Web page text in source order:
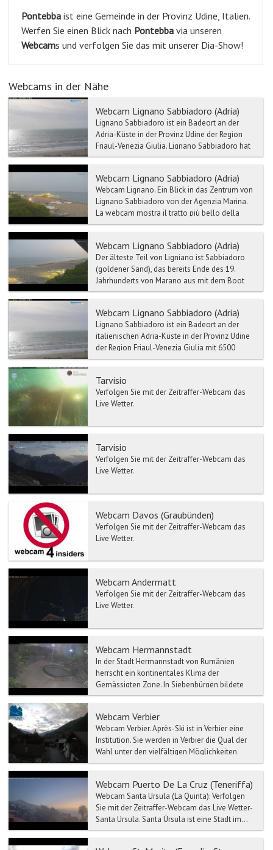
Pontebba ist eine Gemeinde in der Provinz Udine, Italien.
Werfen Sie einen Blick nach Pontebba via unseren
Webcams und verfolgen Sie das mit unserer Dia-Show!
Webcams in der Nähe
Webcam Lignano Sabbiadoro (Adria)
Lignano Sabbiadoro ist ein Badeort an der
Adria-Küste in der Provinz Udine der Region
Friaul-Venezia Giulia. Lignano Sabbiadoro hat
ca. 7000 Einwoh...
Webcam Lignano Sabbiadoro (Adria)
Webcam Lignano. Ein Blick in das Zentrum von
Lignano Sabbiadoro von der Agenzia Marina.
La webcam mostra il tratto più bello della
centralis...
Webcam Lignano Sabbiadoro (Adria)
Der älteste Teil von Ligniano ist Sabbiadoro
(goldener Sand), das bereits Ende des 19.
Jahrhunderts von Marano aus mit dem Boot
als Badestrand genü...
Webcam Lignano Sabbiadoro (Adria)
Lignano Sabbiadoro ist ein Badeort an der
italienischen Adria-Küste in der Provinz Udine
der Region Friaul-Venezia Giulia mit 6500
Einwohnern. Lign...
Tarvisio
Verfolgen Sie mit der Zeitraffer-Webcam das
Live Wetter.
Tarvisio
Verfolgen Sie mit der Zeitraffer-Webcam das
Live Wetter.
Webcam Davos (Graubünden)
Verfolgen Sie mit der Zeitraffer-Webcam das
Live Wetter.
Webcam Andermatt
Verfolgen Sie mit der Zeitraffer-Webcam das
Live Wetter.
Webcam Hermannstadt
In der Stadt Hermannstadt von Rumänien
herrscht ein kontinentales Klima der
Gemässigten Zone. In Siebenbürgen bildete
Der Ort Hermannstadt das Ober...
Webcam Verbier
Webcam Verbier. Après-Ski ist in Verbier eine
Institution. Sie werden in Verbier die Qual der
Wahl unter den vielfältigen Möglichkeiten
habe...
Webcam Puerto De La Cruz (Teneriffa)
Webcam Santa Ursula (La Quinta): Verfolgen
Sie mit der Zeitraffer-Webcam das Live Wetter-
Santa Ursula. Santa Úrsula ist eine Stadt im...